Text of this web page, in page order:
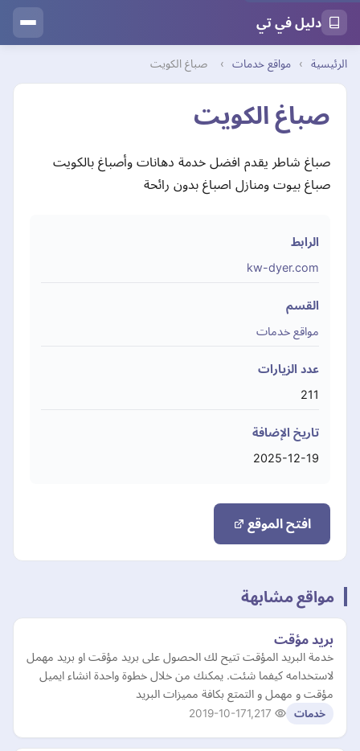
دليل في تي
الرئيسية › مواقع خدمات › صباغ الكويت
صباغ الكويت
صباغ شاطر يقدم افضل خدمة دهانات وأصباغ بالكويت
صباغ بيوت ومنازل اصباغ بدون رائحة
الرابط
kw-dyer.com
القسم
مواقع خدمات
عدد الزيارات
211
تاريخ الإضافة
2025-12-19
افتح الموقع
مواقع مشابهة
بريد مؤقت
خدمة البريد المؤقت تتيح لك الحصول على بريد مؤقت او بريد مهمل
لاستخدامه كيفما شئت. يمكنك من خلال خطوة واحدة انشاء ايميل
مؤقت و مهمل و التمتع بكافة مميزات البريد
خدمات 2019-10-17